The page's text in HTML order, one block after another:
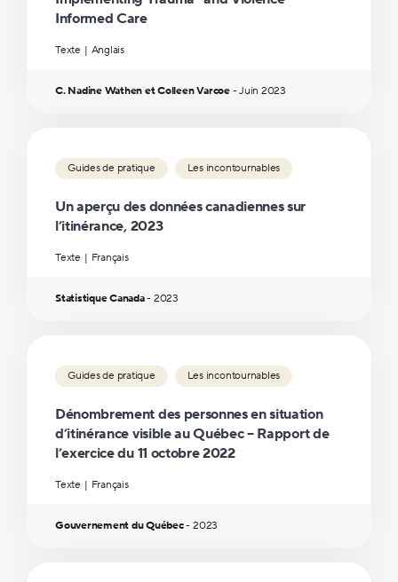
Informed Care
Texte Anglais
C. Nadine Wathen et Colleen Varcoe-Juin 2023
Guides de pratique Les incontournables
Un aperçu des données canadiennes sur
l’itinérance, 2023
Texte Français
Statistique Canada- 2023
Guides de pratique Les incontournables
Dénombrement des personnes en situation
d’itinérance visible au Québec – Rapport de
l’exercice du 11 octobre 2022
Texte Français
Gouvernement du Québec-2023